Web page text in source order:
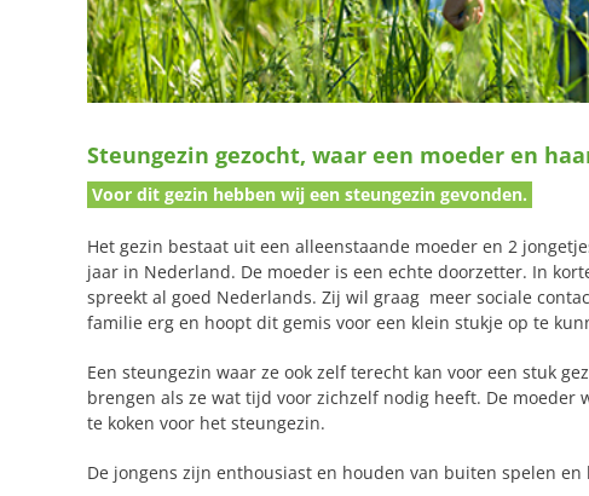
Steungezin gezocht, waar een moeder en
Voor dit gezin hebben wij een steungezin gevonden.
Het gezin bestaat uit een alleenstaande moeder en 2
jaar in Nederland. De moeder is een echte doorzetter. In
spreekt al goed Nederlands. Zij wil graag meer sociale
familie erg en hoopt dit gemis voor een klein stukje op te
Een steungezin waar ze ook zelf terecht kan voor een stuk
brengen als ze wat tijd voor zichzelf nodig heeft. De
te koken voor het steungezin.
De jongens zijn enthousiast en houden van buiten spelen